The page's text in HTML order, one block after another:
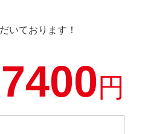
いております！
円